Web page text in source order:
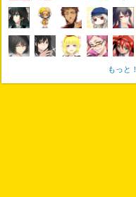
もっと！